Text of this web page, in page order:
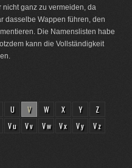
ganz zu vermeiden, da
dasselbe Wappen führen, den
Die Namenslisten habe
kann die Vollständigkeit
U V W X Y
Z
Vu Vv Vw Vx Vy Vz